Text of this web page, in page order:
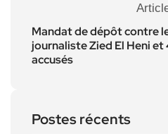
Mandat de dépôt contre
journaliste Zied El Heni et
accusés
Postes récents